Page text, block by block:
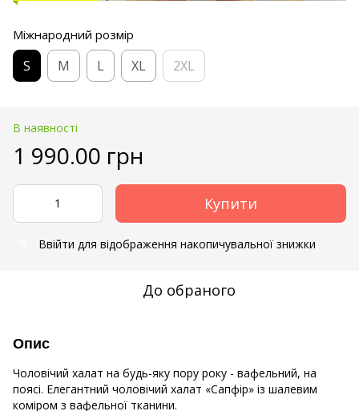
Міжнародний розмір
S M L XL 2XL
В наявності
1 990.00 грн
Купити
Ввійти для відображення накопичувальної знижки
До обраного
Опис
Чоловічий халат на будь-яку пору року - вафельний, на
поясі. Елегантний чоловічий халат «Сапфір» із шалевим
коміром з вафельної тканини.